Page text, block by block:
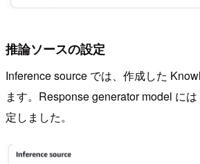
推論ソースの設定
Inference source では、作成した
ます。Response generator model には
定しました。